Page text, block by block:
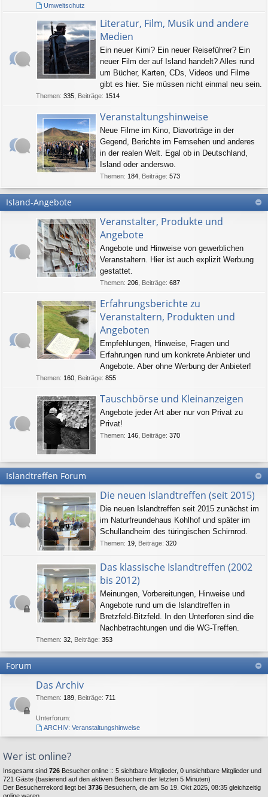
Umweltschutz
Literatur, Film, Musik und andere
Medien
Ein neuer Kimi? Ein neuer Reiseführer? Ein
neuer Film der auf Island handelt? Alles rund
um Bücher, Karten, CDs, Videos und Filme
gibt es hier. Sie müssen nicht einmal neu sein.
Themen: 335 Beiträge: 1514
Veranstaltungshinweise
Neue Filme im Kino, Diavorträge in der
Gegend, Berichte im Fernsehen und anderes
in der realen Welt. Egal ob in Deutschland,
Island oder anderswo.
Themen: 184 Beiträge: 573
Island-Angebote
Veranstalter, Produkte und
Angebote
Angebote und Hinweise von gewerblichen
Veranstaltern. Hier ist auch explizit Werbung
gestattet.
Themen: 206 Beiträge: 687
Erfahrungsberichte zu
Veranstaltern, Produkten und
Angeboten
Empfehlungen, Hinweise, Fragen und
Erfahrungen rund um konkrete Anbieter und
Angebote. Aber ohne Werbung der Anbieter!
Themen: 160 Beiträge: 855
Tauschbörse und Kleinanzeigen
Angebote jeder Art aber nur von Privat zu
Privat!
Themen: 146 Beiträge: 370
Islandtreffen Forum
Die neuen Islandtreffen (seit 2015)
Die neuen Islandtreffen seit 2015 zunächst im
im Naturfreundehaus Kohlhof und später im
Schullandheim des türingischen Schirnrod.
Themen: 19 Beiträge: 320
Das klassische Islandtreffen (2002
bis 2012)
Meinungen, Vorbereitungen, Hinweise und
Angebote rund um die Islandtreffen in
Bretzfeld-Bitzfeld. In den Unterforen sind die
Nachbetrachtungen und die WG-Treffen.
Themen: 32 Beiträge: 353
Forum
Das Archiv
Themen: 189 Beiträge: 711
Unterforum:
ARCHIV: Veranstaltungshinweise
Wer ist online?
Insgesamt sind 726 Besucher online :: 5 sichtbare Mitglieder, 0 unsichtbare Mitglieder und
721 Gäste (basierend auf den aktiven Besuchern der letzten 5 Minuten)
Der Besucherrekord liegt bei 3736 Besuchern, die am So 19. Okt 2025, 08:35 gleichzeitig